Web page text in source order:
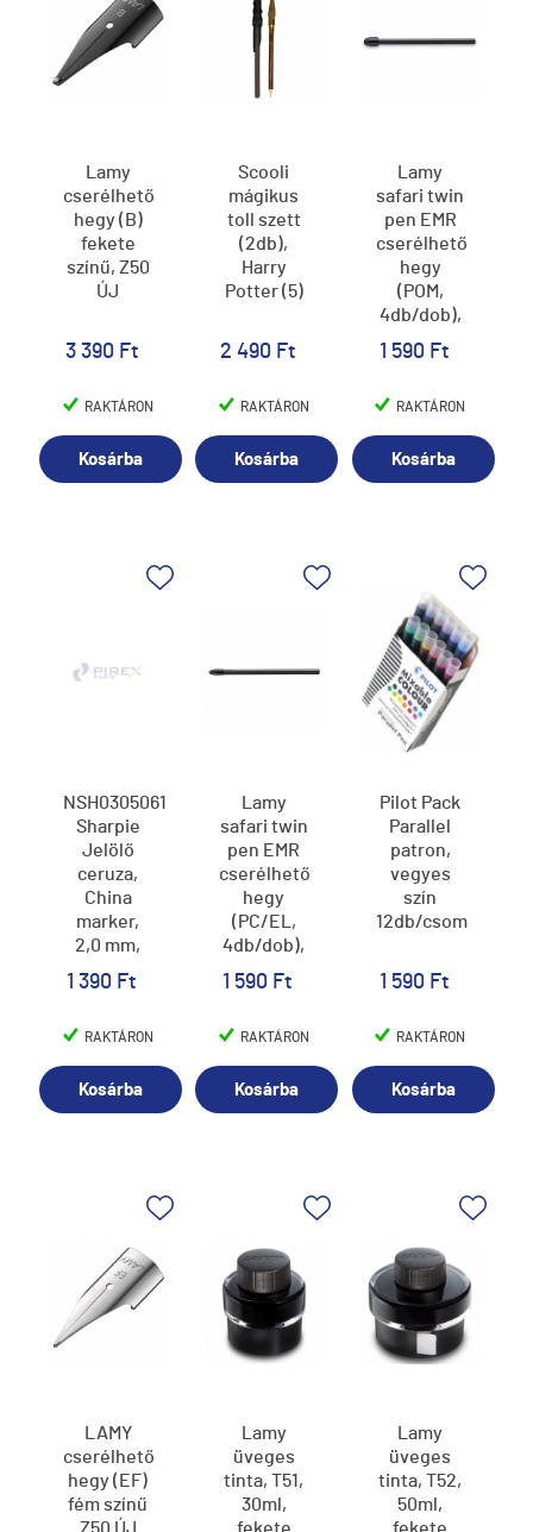
Lamy
cserélhető
hegy (B)
fekete
színű, Z50
ÚJ
3 390 Ft
RAKTÁRON
Kosárba
Scooli
mágikus
toll szett
(2db),
Harry
Potter (5)
2 490 Ft
RAKTÁRON
Kosárba
Lamy
safari twin
pen EMR
cserélhető
hegy
(POM,
4db/dob),
Z103
1 590 Ft
RAKTÁRON
Kosárba
NSH0305061
Sharpie
Jelölő
ceruza,
China
marker,
2,0 mm,
gömbölyű,
fehér
1 390 Ft
RAKTÁRON
Kosárba
Lamy
safari twin
pen EMR
cserélhető
hegy
(PC/EL,
4db/dob),
Z109
1 590 Ft
RAKTÁRON
Kosárba
Pilot Pack
Parallel
patron,
vegyes
szín
12db/csom
1 590 Ft
RAKTÁRON
Kosárba
LAMY
cserélhető
hegy (EF)
fém színű
Lamy
üveges
tinta, T51,
30ml,
Lamy
üveges
tinta, T52,
50ml,